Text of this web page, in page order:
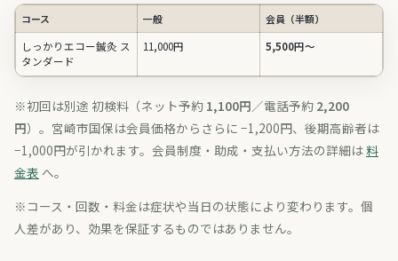
コース 一般
会員（半額）
しっかりエコー鍼灸 ス
タンダード
11,000円 5,500円〜
※初回は別途 初検料（ネット予約 1,100円／電話予約 2,200
円）。宮崎市国保は会員価格からさらに −1,200円、後期高齢者は
−1,000円が引かれます。会員制度・助成・支払い方法の詳細は料
金表 へ。
※コース・回数・料金は症状や当日の状態により変わります。個
人差があり、効果を保証するものではありません。